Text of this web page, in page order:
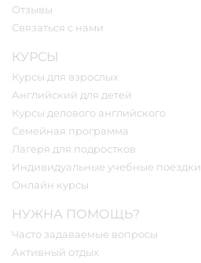
Отзывы
Связаться с нами
КУРСЫ
Курсы для взрослых
Английский для детей
Курсы делового английского
Семейная программа
Лагеря для подростков
Индивидуальные учебные поездки
Онлайн курсы
НУЖНА ПОМОЩЬ?
Часто задаваемые вопросы
Активный отдых